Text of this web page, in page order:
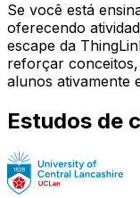
Se você está
oferecendo
escape da
reforçar
alunos ativamente
Estudos de